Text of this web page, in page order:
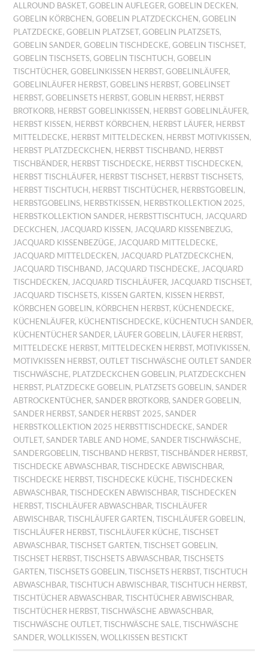
ALLROUND BASKET,GOBELIN AUFLEGER,GOBELIN DECKEN,
GOBELIN KÖRBCHEN,GOBELIN PLATZDECKCHEN,GOBELIN
PLATZDECKE,GOBELIN PLATZSET,GOBELIN PLATZSETS,
GOBELIN SANDER,GOBELIN TISCHDECKE,GOBELIN TISCHSET,
GOBELIN TISCHSETS,GOBELIN TISCHTUCH,GOBELIN
TISCHTÜCHER,GOBELINKISSEN HERBST,GOBELINLÄUFER,
GOBELINLÄUFER HERBST,GOBELINS HERBST,GOBELINSET
HERBST,GOBELINSETS HERBST,GOBLIN HERBST, HERBST
BROTKORB, HERBST GOBELINKISSEN, HERBST GOBELINLÄUFER,
HERBST KISSEN, HERBST KÖRBCHEN, HERBST LÄUFER, HERBST
MITTELDECKE, HERBST MITTELDECKEN, HERBST MOTIVKISSEN,
HERBST PLATZDECKCHEN, HERBST TISCHBAND, HERBST
TISCHBÄNDER, HERBST TISCHDECKE, HERBST TISCHDECKEN,
HERBST TISCHLÄUFER, HERBST TISCHSET, HERBST TISCHSETS,
HERBST TISCHTUCH, HERBST TISCHTÜCHER, HERBSTGOBELIN,
HERBSTGOBELINS, HERBSTKISSEN, HERBSTKOLLEKTION 2025,
HERBSTKOLLEKTION SANDER, HERBSTTISCHTUCH, JACQUARD
DECKCHEN, JACQUARD KISSEN, JACQUARD KISSENBEZUG,
JACQUARD KISSENBEZÜGE, JACQUARD MITTELDECKE,
JACQUARD MITTELDECKEN, JACQUARD PLATZDECKCHEN,
JACQUARD TISCHBAND, JACQUARD TISCHDECKE, JACQUARD
TISCHDECKEN, JACQUARD TISCHLÄUFER, JACQUARD TISCHSET,
JACQUARD TISCHSETS, KISSEN GARTEN, KISSEN HERBST,
KÖRBCHEN GOBELIN, KÖRBCHEN HERBST, KÜCHENDECKE,
KÜCHENLÄUFER, KÜCHENTISCHDECKE, KÜCHENTUCH SANDER,
KÜCHENTÜCHER SANDER, LÄUFER GOBELIN, LÄUFER HERBST,
MITTELDECKE HERBST, MITTELDECKEN HERBST, MOTIVKISSEN,
MOTIVKISSEN HERBST,OUTLET TISCHWÄSCHE OUTLET SANDER
TISCHWÄSCHE, PLATZDECKCHEN GOBELIN, PLATZDECKCHEN
HERBST, PLATZDECKE GOBELIN, PLATZSETS GOBELIN,SANDER
ABTROCKENTÜCHER,SANDER BROTKORB,SANDER GOBELIN,
SANDER HERBST,SANDER HERBST 2025,SANDER
HERBSTKOLLEKTION 2025 HERBSTTISCHDECKE,SANDER
OUTLET,SANDER TABLE AND HOME,SANDER TISCHWÄSCHE,
SANDERGOBELIN,TISCHBAND HERBST,TISCHBÄNDER HERBST,
TISCHDECKE ABWASCHBAR,TISCHDECKE ABWISCHBAR,
TISCHDECKE HERBST,TISCHDECKE KÜCHE,TISCHDECKEN
ABWASCHBAR,TISCHDECKEN ABWISCHBAR,TISCHDECKEN
HERBST,TISCHLÄUFER ABWASCHBAR,TISCHLÄUFER
ABWISCHBAR,TISCHLÄUFER GARTEN,TISCHLÄUFER GOBELIN,
TISCHLÄUFER HERBST,TISCHLÄUFER KÜCHE,TISCHSET
ABWASCHBAR,TISCHSET GARTEN,TISCHSET GOBELIN,
TISCHSET HERBST,TISCHSETS ABWASCHBAR,TISCHSETS
GARTEN,TISCHSETS GOBELIN,TISCHSETS HERBST,TISCHTUCH
ABWASCHBAR,TISCHTUCH ABWISCHBAR,TISCHTUCH HERBST,
TISCHTÜCHER ABWASCHBAR,TISCHTÜCHER ABWISCHBAR,
TISCHTÜCHER HERBST,TISCHWÄSCHE ABWASCHBAR,
TISCHWÄSCHE OUTLET,TISCHWÄSCHE SALE,TISCHWÄSCHE
SANDER,WOLLKISSEN,WOLLKISSEN BESTICKT